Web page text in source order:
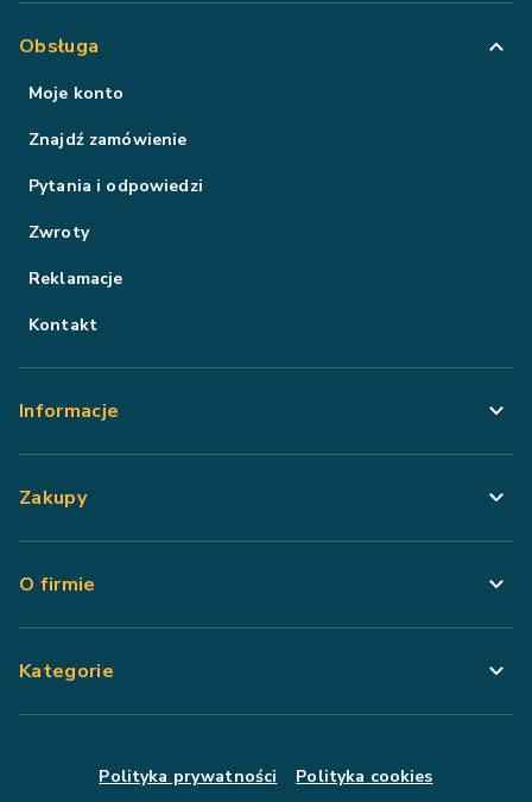
Obsługa
Moje konto
Znajdź zamówienie
Pytania i odpowiedzi
Zwroty
Reklamacje
Kontakt
Informacje
Zakupy
O firmie
Kategorie
Polityka prywatności Polityka cookies